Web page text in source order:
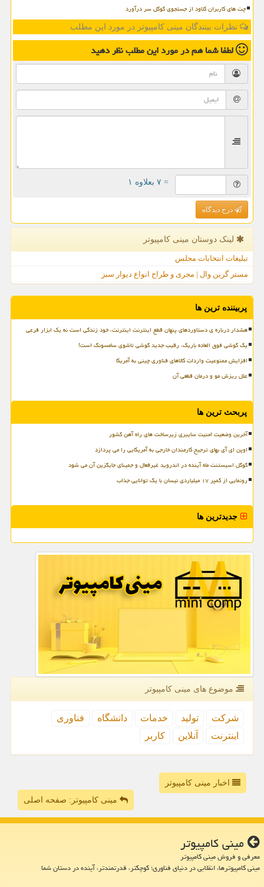
چت های کاربران کلاود از جستجوی گوگل سر درآورد
نظرات بینندگان مینی کامپیوتر در مورد این مطلب
لطفا شما همدر مورد این مطلبنظر دهید
= ۷ بعلاوه ۱
درج دیدگاه
لینک دوستان مینی كامپیوتر
تبلیغات انتخابات مجلس
مستر گرین وال | مجری و طراح انواع دیوار سبز
پربیننده ترین ها
هشدار درباره ی دستاوردهای پنهان قطع اینترنت اینترنت، خود زندگی است نه یک ابزار فرعی
یک گوشی فوق العاده باریک، رقیب جدید گوشی تاشوی سامسونگ است!
افزایش ممنوعیت واردات کالاهای فناوری چینی به آمریکا
علل ریزش مو و درمان قطعی آن
پربحث ترین ها
آخرین وضعیت امنیت سایبری زیرساخت های راه آهن کشور
اوپن ای آی بهای ترجیح کارمندان خارجی به آمریکایی را می پردازد
گوگل اسیستنت ماه آینده در اندروید غیرفعال و جمینای جایگزین آن می شود
رونمایی از کمپر ۱۷ میلیاردی نیسان با یک توانایی جذاب
جدیدترین ها
موضوع های مینی كامپیوتر
شركت تولید خدمات دانشگاه
فناوری
اینترنت
آنلاین كاربر
اخبار مینی کامپیوتر
مینی کامپیوتر: صفحه اصلی
مینی كامپیوتر
معرفی و فروش مینی کامپیوتر
مینی کامپیوترها، انقلابی در دنیای فناوری؛ کوچکتر، قدرتمندتر، آینده در دستان شما